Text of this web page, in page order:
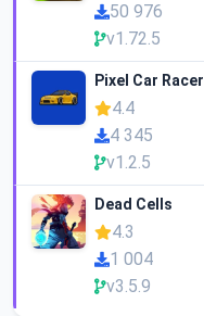
50 976
v1.72.5
Pixel Car Racer
4.4
4 345
v1.2.5
Dead Cells
4.3
1 004
v3.5.9